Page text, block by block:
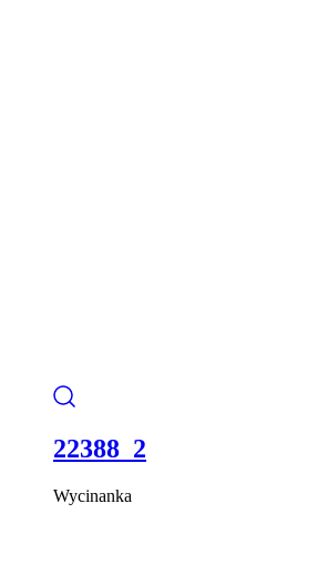
22388_2
Wycinanka